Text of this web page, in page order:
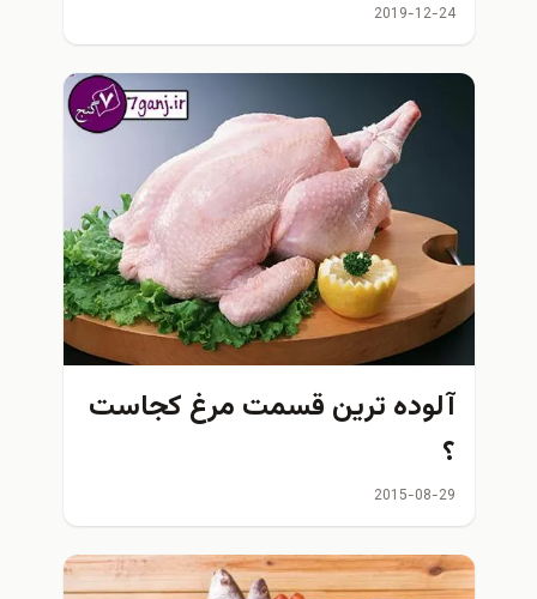
2019-12-24
آلوده ترین قسمت مرغ كجاست
؟
2015-08-29